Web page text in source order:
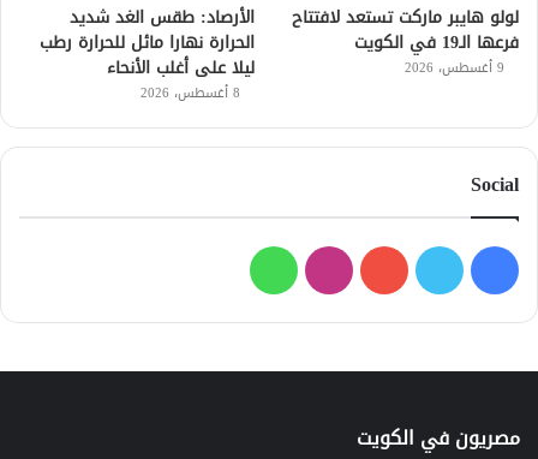
لولو هايبر ماركت تستعد لافتتاح
فرعها الـ19 في الكويت
9 أغسطس، 2026
الأرصاد: طقس الغد شديد
الحرارة نهارا مائل للحرارة رطب
ليلا على أغلب الأنحاء
8 أغسطس، 2026
Social
فيسبوك
تويتر يوتيوبانستقرامواتساب
مصريون في الكويت